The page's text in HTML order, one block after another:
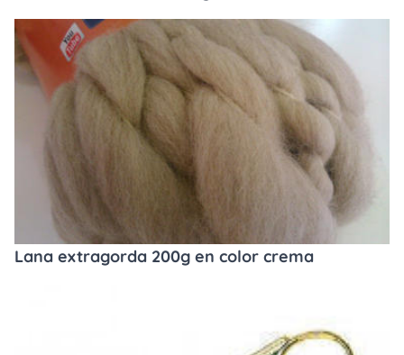
Lana extragorda 200g en color crema